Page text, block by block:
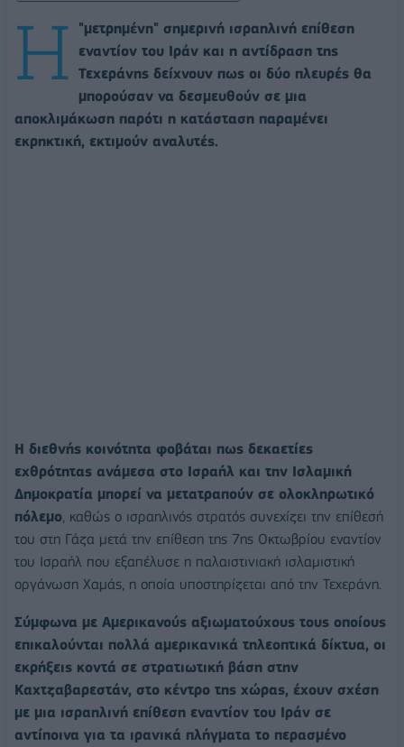
Η
"μετρημένη" σημερινή ισραηλινή επίθεση
εναντίον του Ιράν και η αντίδραση της
Τεχεράνης δείχνουν πως οι δύο πλευρές θα
μπορούσαν να δεσμευθούν σε μια
αποκλιμάκωση παρότι η κατάσταση παραμένει
εκρηκτική, εκτιμούν αναλυτές.
Η διεθνής κοινότητα φοβάται πως δεκαετίες
εχθρότητας ανάμεσα στο Ισραήλ και την Ισλαμική
Δημοκρατία μπορεί να μετατραπούν σε ολοκληρωτικό
πόλεμο , καθώς ο ισραηλινός στρατός συνεχίζει την επίθεσή
του στη Γάζα μετά την επίθεση της 7ης Οκτωβρίου εναντίον
του Ισραήλ που εξαπέλυσε η παλαιστινιακή ισλαμιστική
οργάνωση Χαμάς, η οποία υποστηρίζεται από την Τεχεράνη.
Σύμφωνα με Αμερικανούς αξιωματούχους τους οποίους
επικαλούνται πολλά αμερικανικά τηλεοπτικά δίκτυα, οι
εκρήξεις κοντά σε στρατιωτική βάση στην
Καχτζαβαρεστάν, στο κέντρο της χώρας, έχουν σχέση
με μια ισραηλινή επίθεση εναντίον του Ιράν σε
αντίποινα για τα ιρανικά πλήγματα το περασμένο